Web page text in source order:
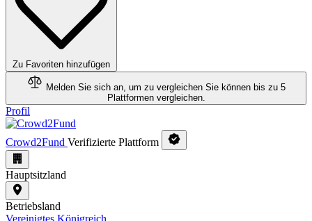
Zu Favoriten hinzufügen
Melden Sie sich an, um zu vergleichen Sie können bis zu 5
Plattformen vergleichen.
Profil
Crowd2Fund Verifizierte Plattform
Hauptsitzland
Betriebsland